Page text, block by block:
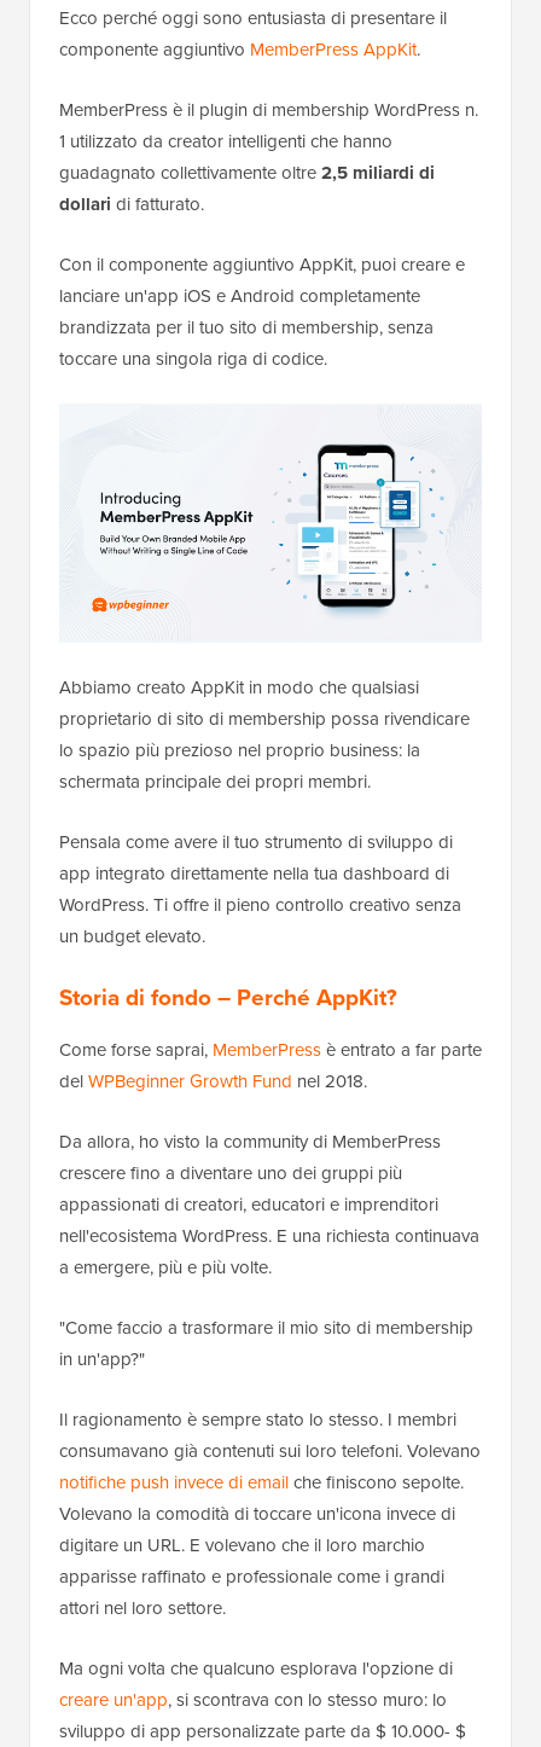
Ecco perché oggi sono entusiasta di presentare il
componente aggiuntivo MemberPress AppKit.
MemberPress è il plugin di membership WordPress n.
1 utilizzato da creator intelligenti che hanno
guadagnato collettivamente oltre2,5 miliardi di
dollari di fatturato.
Con il componente aggiuntivo AppKit, puoi creare e
lanciare un'app iOS e Android completamente
brandizzata per il tuo sito di membership, senza
toccare una singola riga di codice.
Abbiamo creato AppKit in modo che qualsiasi
proprietario di sito di membership possa rivendicare
lo spazio più prezioso nel proprio business: la
schermata principale dei propri membri.
Pensala come avere il tuo strumento di sviluppo di
app integrato direttamente nella tua dashboard di
WordPress. Ti offre il pieno controllo creativo senza
un budget elevato.
Storia di fondo – Perché AppKit?
Come forse saprai, MemberPressè entrato a far parte
delWPBeginner Growth Fund nel 2018.
Da allora, ho visto la community di MemberPress
crescere fino a diventare uno dei gruppi più
appassionati di creatori, educatori e imprenditori
nell'ecosistema WordPress. E una richiesta continuava
a emergere, più e più volte.
"Come faccio a trasformare il mio sito di membership
in un'app?"
Il ragionamento è sempre stato lo stesso. I membri
consumavano già contenuti sui loro telefoni. Volevano
notifiche push invece di emailche finiscono sepolte.
Volevano la comodità di toccare un'icona invece di
digitare un URL. E volevano che il loro marchio
apparisse raffinato e professionale come i grandi
attori nel loro settore.
Ma ogni volta che qualcuno esplorava l'opzione di
creare un'app, si scontrava con lo stesso muro: lo
sviluppo di app personalizzate parte da $ 10.000- $